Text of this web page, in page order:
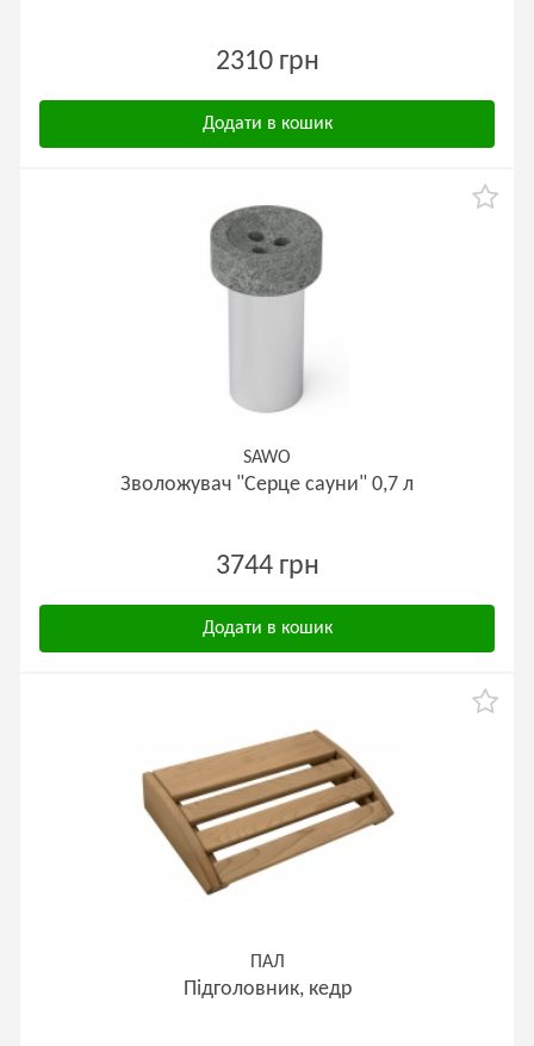
2310 грн
Додати в кошик
SAWO
Зволожувач "Серце сауни" 0,7 л
3744 грн
Додати в кошик
ПАЛ
Підголовник, кедр